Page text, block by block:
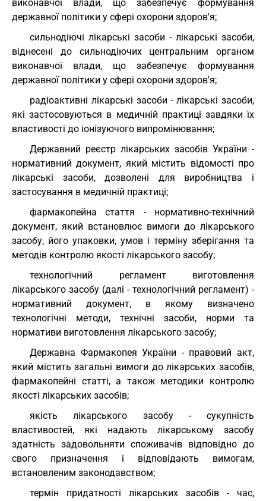
виконавчої влади, що забезпечує формування
державної політики у сфері охорони здоров'я;
сильнодіючі лікарські засоби - лікарські засоби,
віднесені до сильнодіючих центральним органом
виконавчої влади, що забезпечує формування
державної політики у сфері охорони здоров'я;
радіоактивні лікарські засоби - лікарські засоби,
які застосовуються в медичній практиці завдяки їх
властивості до іонізуючого випромінювання;
Державний реєстр лікарських засобів України -
нормативний документ, який містить відомості про
лікарські засоби, дозволені для виробництва і
застосування в медичній практиці;
фармакопейна стаття - нормативно-технічний
документ, який встановлює вимоги до лікарського
засобу, його упаковки, умов і терміну зберігання та
методів контролю якості лікарського засобу;
технологічний регламент виготовлення
лікарського засобу (далі - технологічний регламент) -
нормативний документ, в якому визначено
технологічні методи, технічні засоби, норми та
нормативи виготовлення лікарського засобу;
Державна Фармакопея України - правовий акт,
який містить загальні вимоги до лікарських засобів,
фармакопейні статті, а також методики контролю
якості лікарських засобів;
якість лікарського засобу - сукупність
властивостей, які надають лікарському засобу
здатність задовольняти споживачів відповідно до
свого призначення і відповідають вимогам,
встановленим законодавством;
термін придатності лікарських засобів - час,